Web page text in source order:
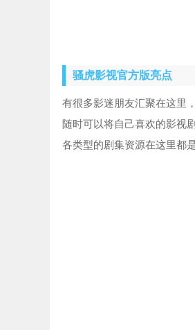
骚虎影视官方版亮点
有很多影迷朋友汇聚在这里
随时可以将自己喜欢的影视
各类型的剧集资源在这里都